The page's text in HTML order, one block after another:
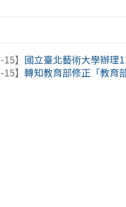
】 國立臺北藝術大學辦理
15】轉知教育部修正「教育